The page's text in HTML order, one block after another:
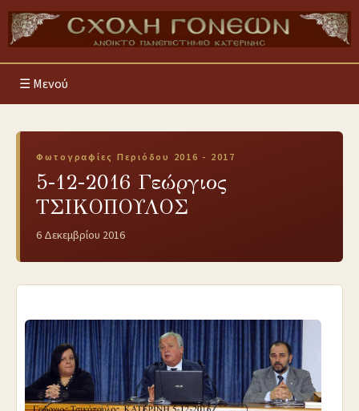
Μενού
Φωτογραφίες Περιόδου 2016 - 2017
5-12-2016 Γεώργιος
ΤΣΙΚΟΠΟΥΛΟΣ
6 Δεκεμβρίου 2016